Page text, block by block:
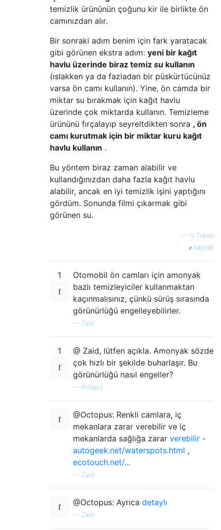
temizlik ürününün çoğunu kir ile birlikte ön
camınızdan alır.
Bir sonraki adım benim için fark yaratacak
gibi görünen ekstra adım: yeni bir kağıt
havlu üzerinde biraz temiz su kullanın
(ıslakken ya da fazladan bir püskürtücünüz
varsa ön camı kullanın). Yine, ön camda bir
miktar su bırakmak için kağıt havlu
üzerinde çok miktarda kullanın. Temizleme
ürününü fırçalayıp seyreltdikten sonra , ön
camı kurutmak için bir miktar kuru kağıt
havlu kullanın .
Bu yöntem biraz zaman alabilir ve
kullandığınızdan daha fazla kağıt havlu
alabilir, ancak en iyi temizlik işini yaptığını
gördüm. Sonunda filmi çıkarmak gibi
görünen su.
— G Trawo
kaynak
1
Otomobil ön camları için amonyak
bazlı temizleyiciler kullanmaktan
kaçınmalısınız, çünkü sürüş sırasında
görünürlüğü engelleyebilirler.
— Zaid
1
@ Zaid, lütfen açıkla. Amonyak sözde
çok hızlı bir şekilde buharlaşır. Bu
görünürlüğü nasıl engeller?
— Ahtapot
@Octopus: Renkli camlara, iç
mekanlara zarar verebilir ve iç
mekanlarda sağlığa zarar verebilir -
autogeek.net/waterspots.html ,
ecotouch.net/…
— Zaid
@Octopus: Ayrıca detaylı
— Zaid